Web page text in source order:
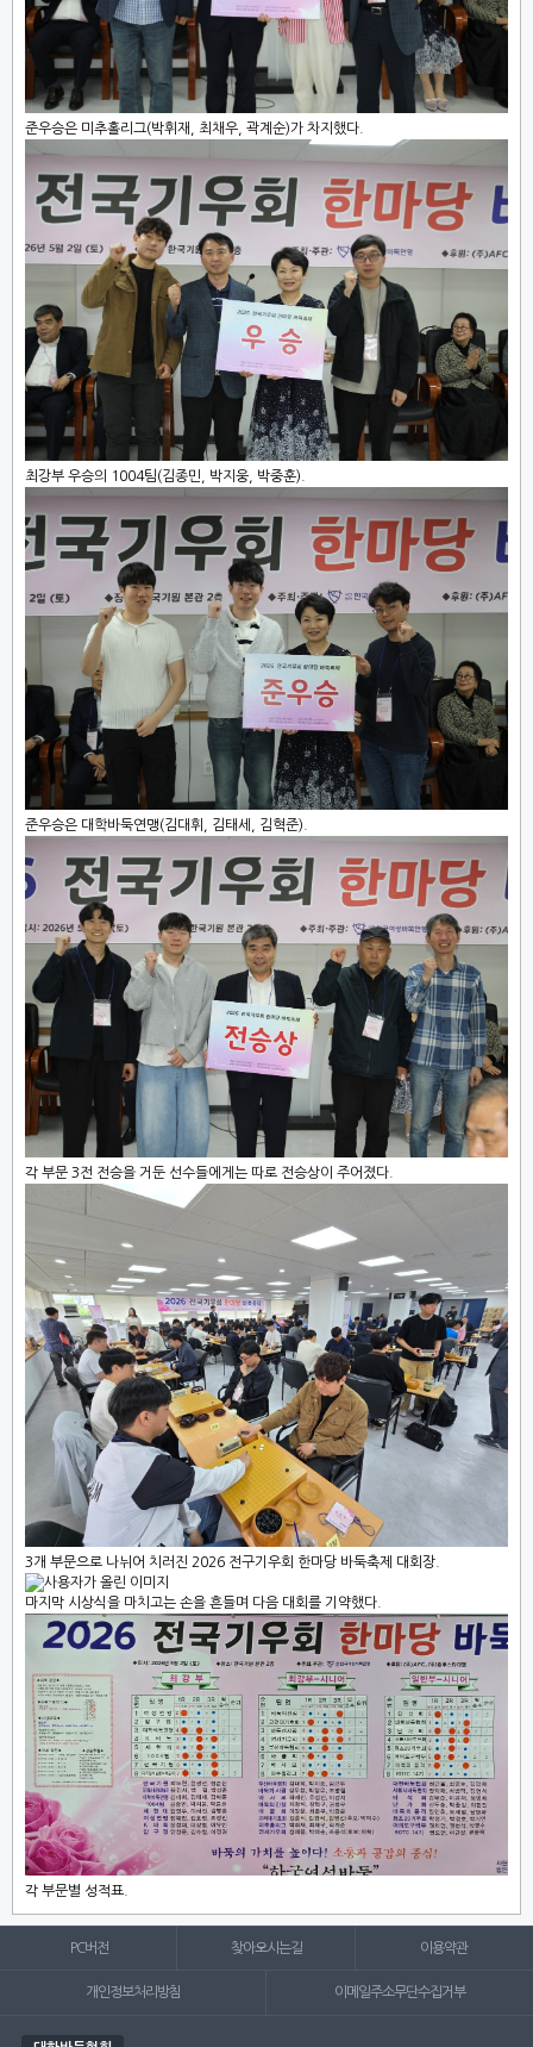
준우승은 미추홀리그(박휘재, 최채우, 곽계순)가 차지했다.
최강부 우승의 1004팀(김종민, 박지웅, 박중훈).
준우승은 대학바둑연맹(김대휘, 김태세, 김혁준).
각 부문 3전 전승을 거둔 선수들에게는 따로 전승상이 주어졌다.
3개 부문으로 나뉘어 치러진 2026 전구기우회 한마당 바둑축제 대회장.
마지막 시상식을 마치고는 손을 흔들며 다음 대회를 기약했다.
각 부문별 성적표.
PC버전 찾아오시는길 이용약관
개인정보처리방침 이메일주소무단수집거부